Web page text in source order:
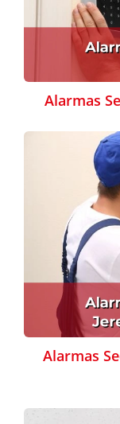
Alarmas
Alarmas